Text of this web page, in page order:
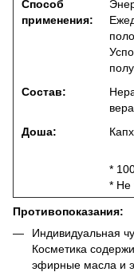
Способ
применения:
Состав:
Доша:
*
* Не
Противопоказания:
Индивидуальная
Косметика
эфирные масла и